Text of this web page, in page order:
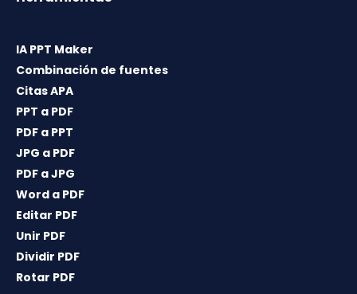
IA PPT Maker
Combinación de fuentes
Citas APA
PPT a PDF
PDF a PPT
JPG a PDF
PDF a JPG
Word a PDF
Editar PDF
Unir PDF
Dividir PDF
Rotar PDF